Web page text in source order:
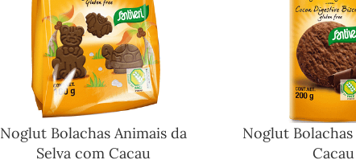
Noglut Bolachas Animais da
Selva com Cacau
Noglut
Cacau